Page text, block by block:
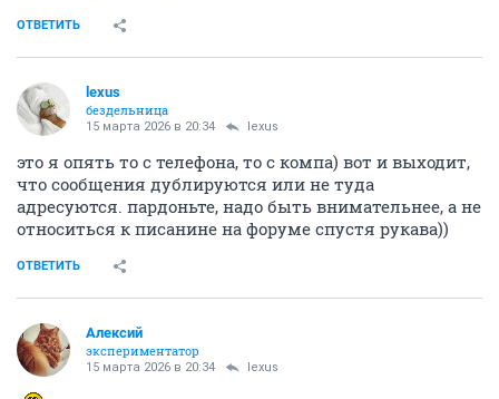
ОТВЕТИТЬ
lexus
бездельница
15 марта 2026 в 20:34 lexus
это я опять то с телефона, то с компа) вот и выходит,
что сообщения дублируются или не туда
адресуются. пардоньте, надо быть внимательнее, а не
относиться к писанине на форуме спустя рукава))
ОТВЕТИТЬ
Алексий
экспериментатор
15 марта 2026 в 20:34 lexus